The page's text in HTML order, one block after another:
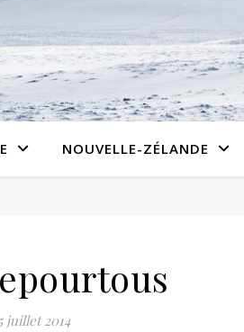
NOUVELLE-ZÉLANDE
5 juillet 2014